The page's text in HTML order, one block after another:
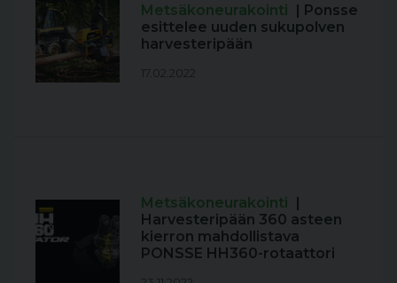
Metsäkoneurakointi | Ponsse
esittelee uuden sukupolven
harvesteripään
17.02.2022
Metsäkoneurakointi |
Harvesteripään 360 asteen
kierron mahdollistava
PONSSE HH360-rotaattori